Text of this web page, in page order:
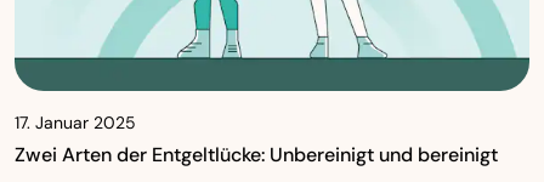
17. Januar 2025
Zwei Arten der Entgeltlücke: Unbereinigt und bereinigt